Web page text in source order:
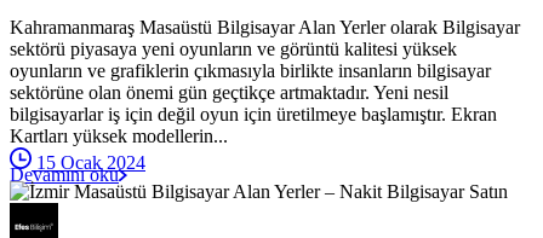
Kahramanmaraş Masaüstü Bilgisayar Alan Yerler olarak Bilgisayar
sektörü piyasaya yeni oyunların ve görüntü kalitesi yüksek
oyunların ve grafiklerin çıkmasıyla birlikte insanların bilgisayar
sektörüne olan önemi gün geçtikçe artmaktadır. Yeni nesil
bilgisayarlar iş için değil oyun için üretilmeye başlamıştır. Ekran
Kartları yüksek modellerin...
15 Ocak 2024
Devamını oku